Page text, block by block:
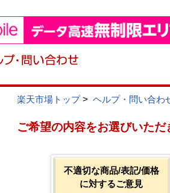
楽天市場トップ> ヘルプ・問い合わ
ご希望の内容をお選びいただ
不適切な商品/表記/価格
に対するご意見